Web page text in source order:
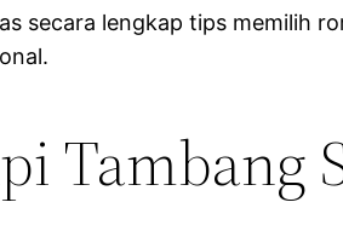
secara lengkap tips memilih
Tambang